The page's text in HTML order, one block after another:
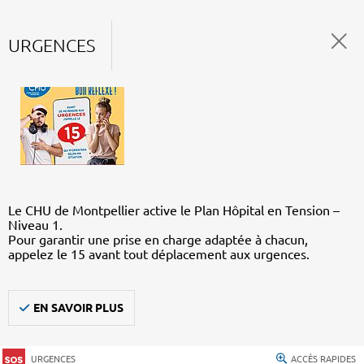
URGENCES
Le CHU de Montpellier active le Plan Hôpital en Tension –
Niveau 1.
Pour garantir une prise en charge adaptée à chacun,
appelez le 15 avant tout déplacement aux urgences.
EN SAVOIR PLUS
URGENCES ACCÈS RAPIDES